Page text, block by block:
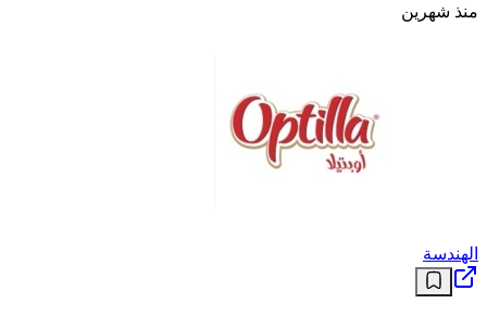
منذ شهرين
الهندسة